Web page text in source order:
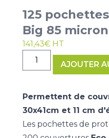
125
Big 85
141,43€ HT
quantité
Eco
CoLibri®
Big
AJOUTER
Permettent de
30x41cm et 11 cm
Les pochettes de